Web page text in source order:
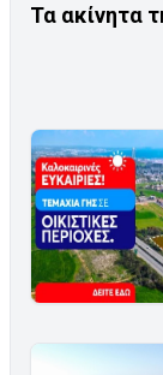
Τα ακίνητα